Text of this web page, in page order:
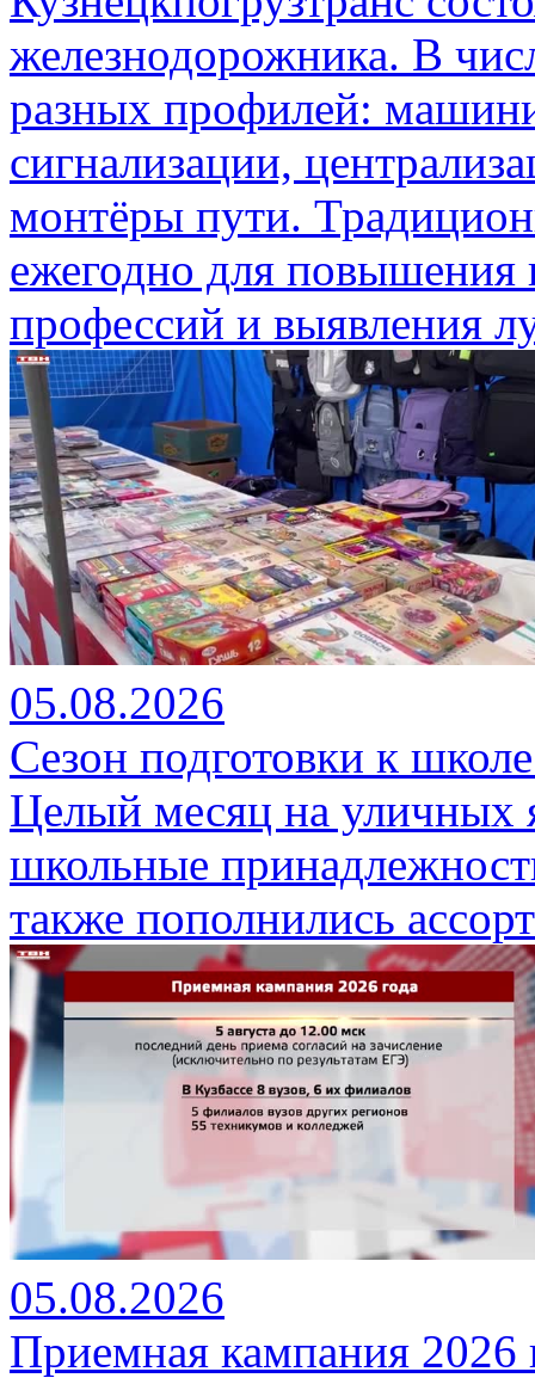
железнодорожника. В
разных профилей:
сигнализации,
монтёры пути.
ежегодно для
профессий и выявления
05.08.2026
Сезон подготовки к
Целый месяц на уличных
школьные
также пополнились
05.08.2026
Приемная кампания 2026